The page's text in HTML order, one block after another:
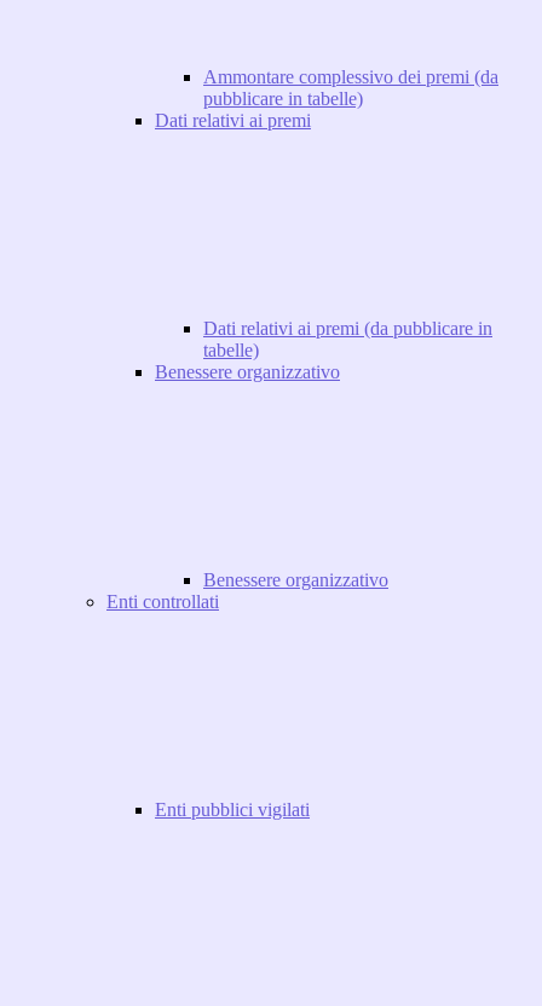
Ammontare complessivo dei premi (da
pubblicare in tabelle)
Dati relativi ai premi
Dati relativi ai premi (da pubblicare in
tabelle)
Benessere organizzativo
Benessere organizzativo
Enti controllati
Enti pubblici vigilati